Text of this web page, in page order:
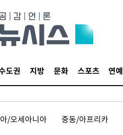
도권 지방 문화 스포츠 연예
/오세아니아 중동/아프리카